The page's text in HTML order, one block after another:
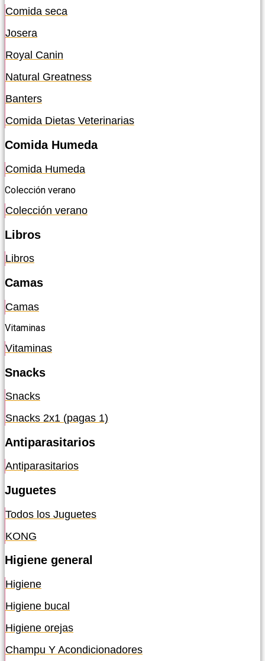
Comida seca
Josera
Royal Canin
Natural Greatness
Banters
Comida Dietas Veterinarias
Comida Humeda
Comida Humeda
Colección verano
Colección verano
Libros
Libros
Camas
Camas
Vitaminas
Vitaminas
Snacks
Snacks
Snacks 2x1 (pagas 1)
Antiparasitarios
Antiparasitarios
Juguetes
Todos los Juguetes
KONG
Higiene general
Higiene
Higiene bucal
Higiene orejas
Champu Y Acondicionadores